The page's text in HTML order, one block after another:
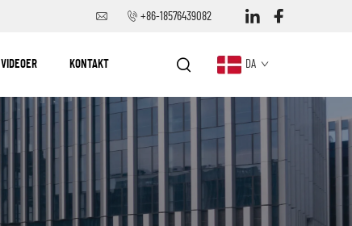
+86-18576439082
VIDEOER KONTAKT DA